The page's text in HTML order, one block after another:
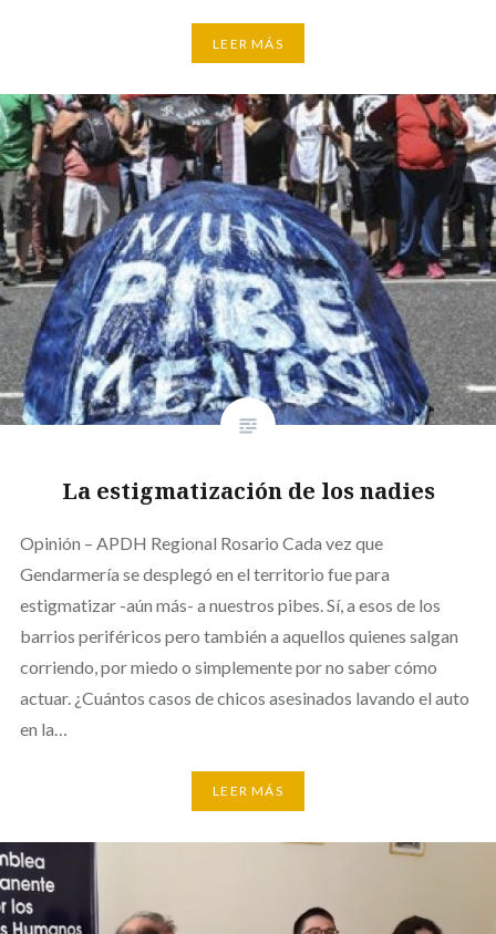
LEER MÁS
La estigmatización de los nadies
Opinión – APDH Regional Rosario Cada vez que
Gendarmería se desplegó en el territorio fue para
estigmatizar -aún más- a nuestros pibes. Sí, a esos de los
barrios periféricos pero también a aquellos quienes salgan
corriendo, por miedo o simplemente por no saber cómo
actuar. ¿Cuántos casos de chicos asesinados lavando el auto
en la…
LEER MÁS